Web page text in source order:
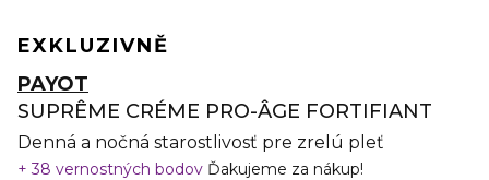
EXKLUZIVNĚ
PAYOT
SUPRÊME CRÉME PRO-ÂGE FORTIFIANT
Denná a nočná starostlivosť pre zrelú pleť
38 vernostných bodov Ďakujeme za nákup!